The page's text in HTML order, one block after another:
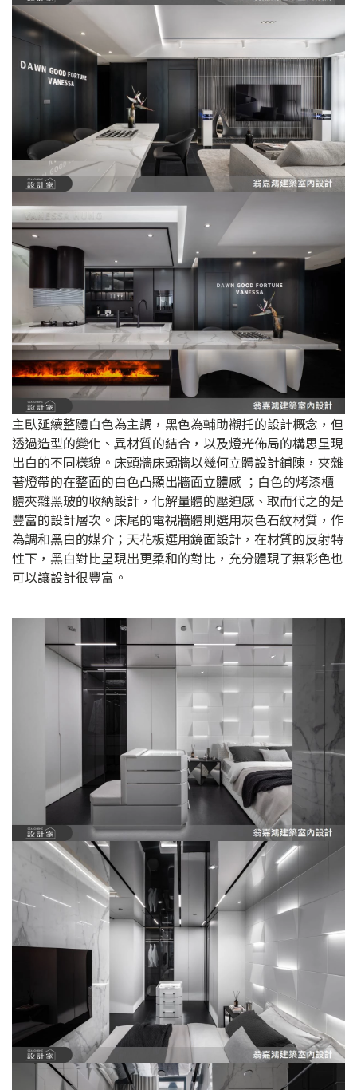
主臥延續整體白色為主調，黑色為輔助襯托的設計概念，但
透過造型的變化、異材質的結合，以及燈光佈局的構思呈現
出白的不同樣貌。床頭牆床頭牆以幾何立體設計鋪陳，夾雜
著燈帶的在整面的白色凸顯出牆面立體感 ；白色的烤漆櫃
體夾雜黑玻的收納設計，化解量體的壓迫感、取而代之的是
豐富的設計層次。床尾的電視牆體則選用灰色石紋材質，作
為調和黑白的媒介；天花板選用鏡面設計，在材質的反射特
性下，黑白對比呈現出更柔和的對比，充分體現了無彩色也
可以讓設計很豐富。